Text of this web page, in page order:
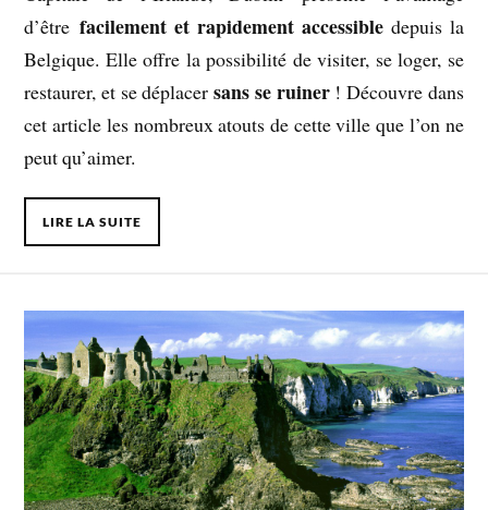
d’êtrefacilement et rapidement accessibledepuis la
Belgique. Elle offre la possibilité de visiter, se loger, se
restaurer, et se déplacersans se ruiner! Découvre dans
cet article les nombreux atouts de cette ville que l’on ne
peut qu’aimer.
LIRE LA SUITE